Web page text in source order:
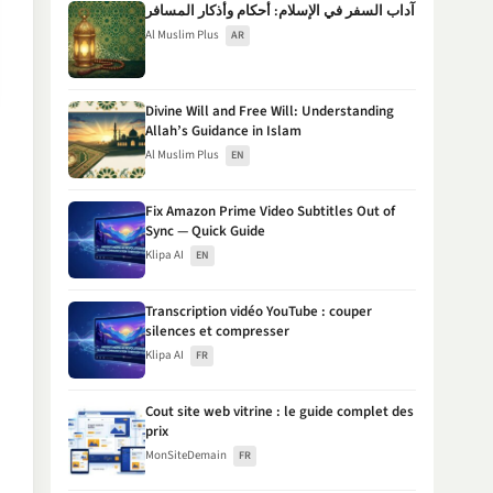
آداب السفر في الإسلام: أحكام وأذكار المسافر
Al Muslim Plus AR
Divine Will and Free Will: Understanding
Allah’s Guidance in Islam
Al Muslim Plus EN
Fix Amazon Prime Video Subtitles Out of
Sync — Quick Guide
Klipa AI EN
Transcription vidéo YouTube : couper
silences et compresser
Klipa AI FR
Cout site web vitrine : le guide complet des
prix
MonSiteDemain FR